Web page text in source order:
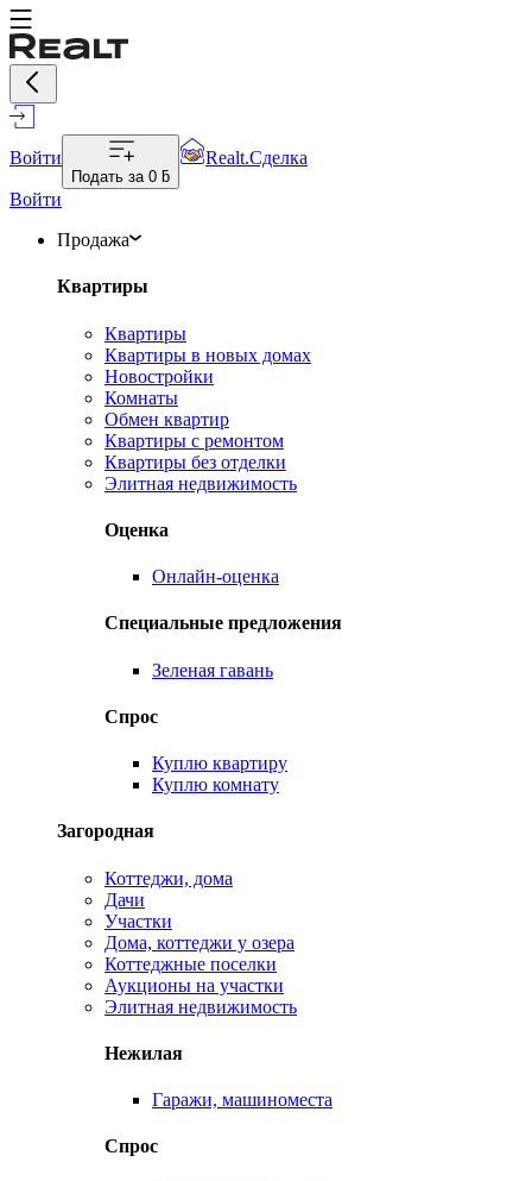
Войти
Подать за 0 ƃ
Realt.Сделка
Войти
Продажа
Квартиры
Квартиры
Квартиры в новых домах
Новостройки
Комнаты
Обмен квартир
Квартиры с ремонтом
Квартиры без отделки
Элитная недвижимость
Оценка
Онлайн-оценка
Специальные предложения
Зеленая гавань
Спрос
Куплю квартиру
Куплю комнату
Загородная
Коттеджи, дома
Дачи
Участки
Дома, коттеджи у озера
Коттеджные поселки
Аукционы на участки
Элитная недвижимость
Нежилая
Гаражи, машиноместа
Спрос